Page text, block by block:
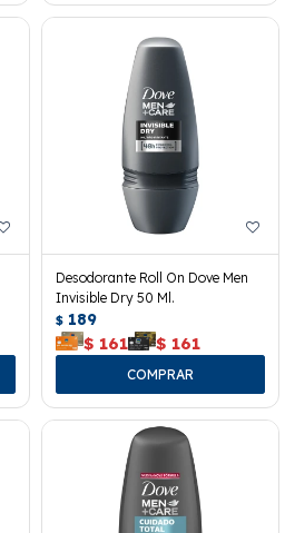
Desodorante Roll On Dove Men
Invisible Dry 50 Ml.
$ 189
$ 161 $ 161